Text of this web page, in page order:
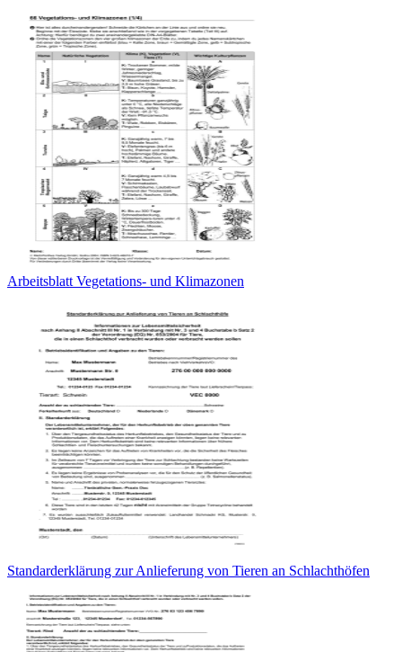
Arbeitsblatt Vegetations- und Klimazonen
Standarderklärung zur Anlieferung von Tieren an Schlachthöfen